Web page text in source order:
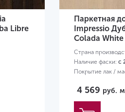
Libre
Паркетная
Impressio
Colada
Страна
Наличие фаски: с
Покрытие лак /
4 569 руб.